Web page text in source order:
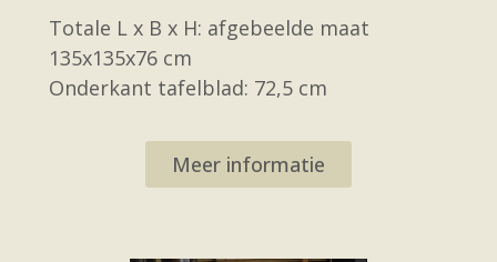
Totale L x B x H: afgebeelde maat
135x135x76 cm
Onderkant tafelblad: 72,5 cm
Meer informatie